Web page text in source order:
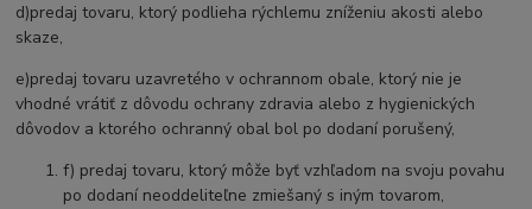
d)predaj tovaru, ktorý podlieha rýchlemu zníženiu akosti alebo
skaze,
e)predaj tovaru uzavretého v ochrannom obale, ktorý nie je
vhodné vrátiť z dôvodu ochrany zdravia alebo z hygienických
dôvodov a ktorého ochranný obal bol po dodaní porušený,
f) predaj tovaru, ktorý môže byť vzhľadom na svoju povahu
po dodaní neoddeliteľne zmiešaný s iným tovarom,